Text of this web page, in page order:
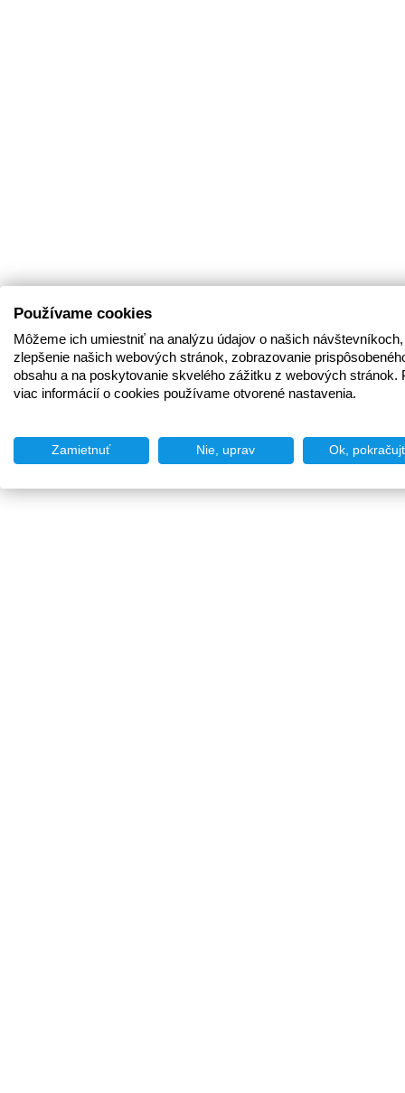
Používame cookies
Môžeme ich umiestniť na analýzu údajov o našich
zlepšenie našich webových stránok, zobrazovanie
obsahu a na poskytovanie skvelého zážitku z webových stránok.
viac informácií o cookies používame otvorené nastavenia.
Zamietnuť Nie, uprav Ok,